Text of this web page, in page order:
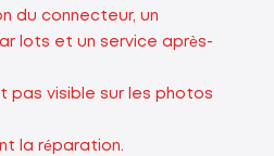
du connecteur, un
lots et un service après-
pas visible sur les photos
la réparation.